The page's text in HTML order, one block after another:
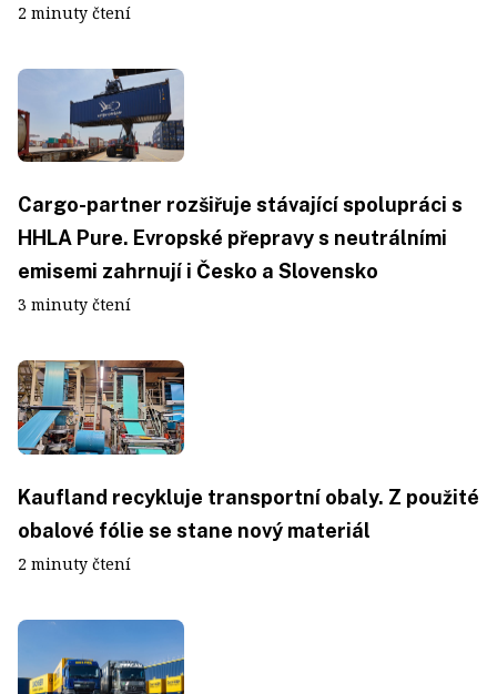
2 minuty čtení
Cargo-partner rozšiřuje stávající spolupráci s
HHLA Pure. Evropské přepravy s neutrálními
emisemi zahrnují i Česko a Slovensko
3 minuty čtení
Kaufland recykluje transportní obaly. Z použité
obalové fólie se stane nový materiál
2 minuty čtení